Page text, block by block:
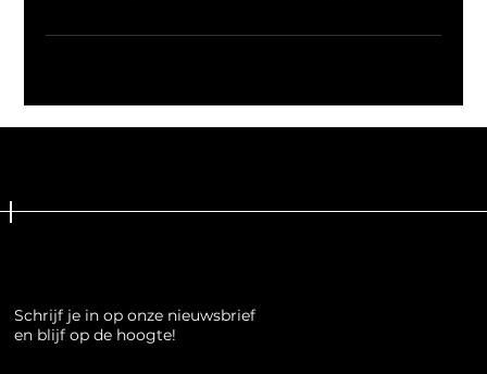
Schrijf je in op onze nieuwsbrief
en blijf op de hoogte!
Schrijf je in op onze nieuwsbrief
en blijf op de hoogte!